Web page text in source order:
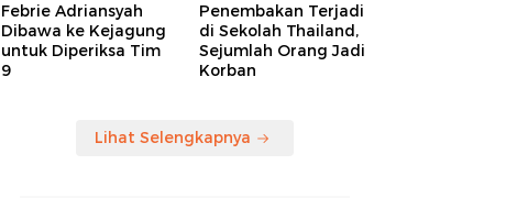
Febrie Adriansyah
Dibawa ke Kejagung
untuk Diperiksa Tim
9
Penembakan Terjadi
di Sekolah Thailand,
Sejumlah Orang Jadi
Korban
Lihat Selengkapnya